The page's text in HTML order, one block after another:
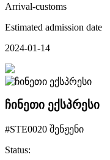
Arrival-customs
Estimated admission date
2024-01-14
ჩინეთი ექსპრესი
#STE0020 შენჟენი
Status: